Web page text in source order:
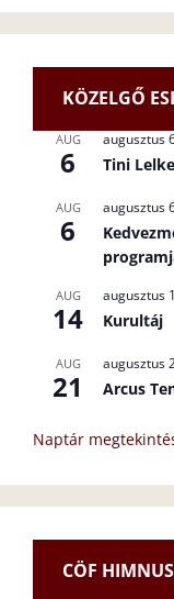
KÖZELGŐ
AUG
6
augusztus
Tini
AUG
6
augusztus
AUG
14
augusztus
Kurultáj
AUG
21
augusztus
Arcus
Naptár
CÖF